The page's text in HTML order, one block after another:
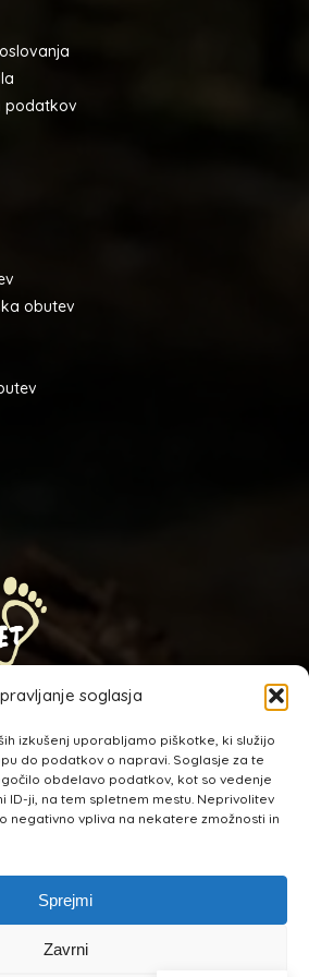
soglasja
izkušenj uporabljamo piškotke, ki služijo
do podatkov o napravi. Soglasje za te
obdelavo podatkov, kot so vedenje
ID-ji, na tem spletnem mestu. Neprivolitev
negativno vpliva na nekatere zmožnosti in
Sprejmi
Zavrni
podatkov
obutev
z bosonogo obutvijo.
2A,